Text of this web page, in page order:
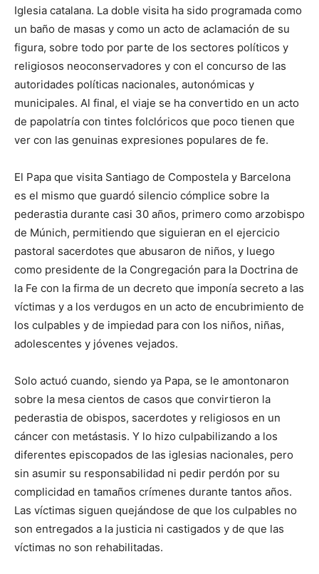
Iglesia catalana. La doble visita ha sido programada como
un baño de masas y como un acto de aclamación de su
figura, sobre todo por parte de los sectores políticos y
religiosos neoconservadores y con el concurso de las
autoridades políticas nacionales, autonómicas y
municipales. Al final, el viaje se ha convertido en un acto
de papolatría con tintes folclóricos que poco tienen que
ver con las genuinas expresiones populares de fe.
El Papa que visita Santiago de Compostela y Barcelona
es el mismo que guardó silencio cómplice sobre la
pederastia durante casi 30 años, primero como arzobispo
de Múnich, permitiendo que siguieran en el ejercicio
pastoral sacerdotes que abusaron de niños, y luego
como presidente de la Congregación para la Doctrina de
la Fe con la firma de un decreto que imponía secreto a las
víctimas y a los verdugos en un acto de encubrimiento de
los culpables y de impiedad para con los niños, niñas,
adolescentes y jóvenes vejados.
Solo actuó cuando, siendo ya Papa, se le amontonaron
sobre la mesa cientos de casos que convirtieron la
pederastia de obispos, sacerdotes y religiosos en un
cáncer con metástasis. Y lo hizo culpabilizando a los
diferentes episcopados de las iglesias nacionales, pero
sin asumir su responsabilidad ni pedir perdón por su
complicidad en tamaños crímenes durante tantos años.
Las víctimas siguen quejándose de que los culpables no
son entregados a la justicia ni castigados y de que las
víctimas no son rehabilitadas.